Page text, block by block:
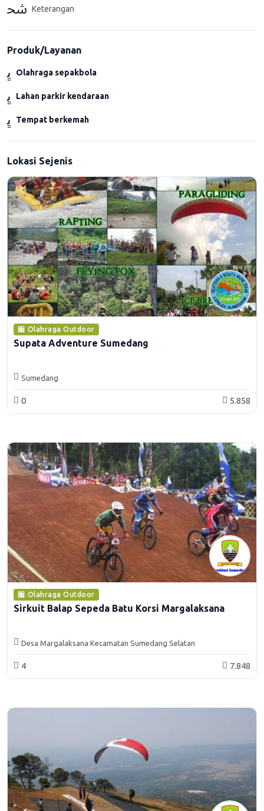
Keterangan
Produk/Layanan
Olahraga sepakbola
Lahan parkir kendaraan
Tempat berkemah
Lokasi Sejenis
Olahraga Outdoor
Supata Adventure Sumedang
Sumedang
0 5.858
Olahraga Outdoor
Sirkuit Balap Sepeda Batu Korsi Margalaksana
Desa Margalaksana Kecamatan Sumedang Selatan
4 7.848